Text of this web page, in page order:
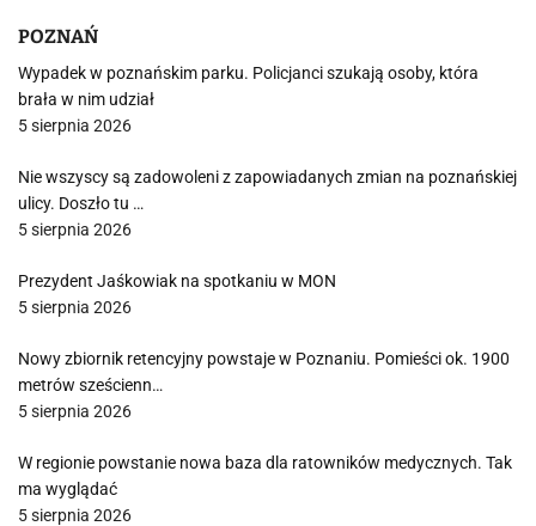
POZNAŃ
Wypadek w poznańskim parku. Policjanci szukają osoby, która
brała w nim udział
5 sierpnia 2026
Nie wszyscy są zadowoleni z zapowiadanych zmian na poznańskiej
ulicy. Doszło tu …
5 sierpnia 2026
Prezydent Jaśkowiak na spotkaniu w MON
5 sierpnia 2026
Nowy zbiornik retencyjny powstaje w Poznaniu. Pomieści ok. 1900
metrów sześcienn…
5 sierpnia 2026
W regionie powstanie nowa baza dla ratowników medycznych. Tak
ma wyglądać
5 sierpnia 2026